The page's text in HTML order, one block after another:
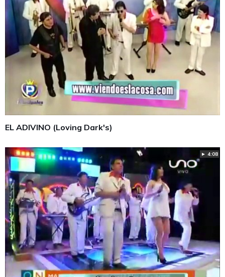
EL ADIVINO (Loving Dark's)
► 4:08